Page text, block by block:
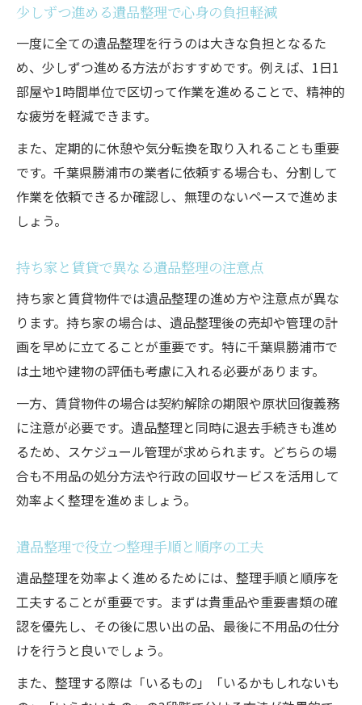
遺品整理の際に知っておきたい申込手続き
業者選びで差が出る効率的な整理方法
遺品整理の業者選びで重視すべきポイント
見積もりや現地調査がある遺品整理業者の
利点
対応範囲が広い遺品整理業者の強みとは
口コミや実績で選ぶ安心の遺品整理サービ
ス
点
少しずつ進める遺品整理で心身の負担軽減
一度に全ての遺品整理を行うのは大きな負担となるた
め、少しずつ進める方法がおすすめです。例えば、1日1
部屋や1時間単位で区切って作業を進めることで、精神的
な疲労を軽減できます。
また、定期的に休憩や気分転換を取り入れることも重要
です。千葉県勝浦市の業者に依頼する場合も、分割して
作業を依頼できるか確認し、無理のないペースで進めま
しょう。
持ち家と賃貸で異なる遺品整理の注意点
持ち家と賃貸物件では遺品整理の進め方や注意点が異な
ります。持ち家の場合は、遺品整理後の売却や管理の計
画を早めに立てることが重要です。特に千葉県勝浦市で
は土地や建物の評価も考慮に入れる必要があります。
一方、賃貸物件の場合は契約解除の期限や原状回復義務
に注意が必要です。遺品整理と同時に退去手続きも進め
るため、スケジュール管理が求められます。どちらの場
合も不用品の処分方法や行政の回収サービスを活用して
効率よく整理を進めましょう。
遺品整理で役立つ整理手順と順序の工夫
遺品整理を効率よく進めるためには、整理手順と順序を
工夫することが重要です。まずは貴重品や重要書類の確
認を優先し、その後に思い出の品、最後に不用品の仕分
けを行うと良いでしょう。
また、整理する際は「いるもの」「いるかもしれないも